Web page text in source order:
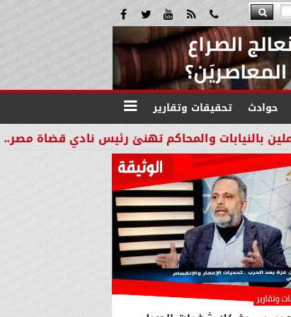
حوادث تحقيقات وتقارير
والمحاكم تهنئ رئيس نادي قضاة مصر.. وتثمن